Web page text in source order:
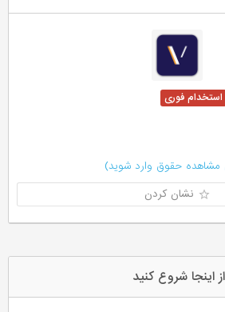
مشاهده حقوق وارد شوید)
نشان کردن
از اینجا شروع کنید